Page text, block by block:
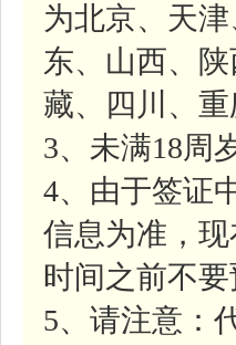
为北京、天
东、山西、
藏、四川、重
3、未满18周
4、由于签证
信息为准，
时间之前不要
5、请注意：